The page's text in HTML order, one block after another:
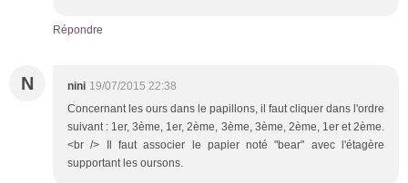
Répondre
N nini 19/07/2015 22:38
Concernant les ours dans le papillons, il faut cliquer dans l'ordre
suivant : 1er, 3ème, 1er, 2ème, 3ème, 3ème, 2ème, 1er et 2ème.
<br /> Il faut associer le papier noté "bear" avec l'étagère
supportant les oursons.